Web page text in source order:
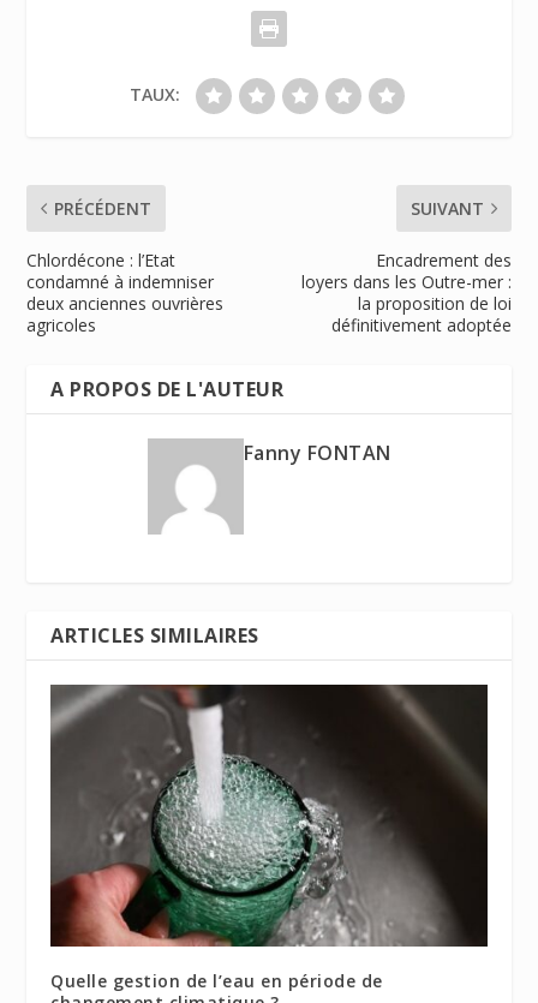
TAUX:
PRÉCÉDENT
Chlordécone : l’Etat
condamné à indemniser
deux anciennes ouvrières
agricoles
SUIVANT
Encadrement des
loyers dans les Outre-mer :
la proposition de loi
définitivement adoptée
A PROPOS DE L'AUTEUR
Fanny FONTAN
ARTICLES SIMILAIRES
Quelle gestion de l’eau en période de